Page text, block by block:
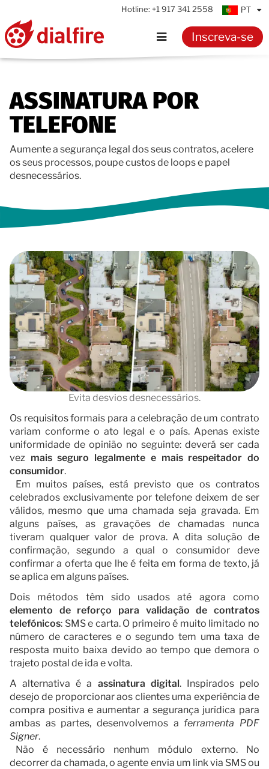
Hotline: +1 917 341 2558 PT
Funcionalidades
Testemunhos
Recursos
Documentação
Contato
Inscreva-se
ASSINATURA POR
TELEFONE
Aumente a segurança legal dos seus contratos, acelere
os seus processos, poupe custos de loops e papel
desnecessários.
Evita desvios desnecessários.
Os requisitos formais para a celebração de um contrato
variam conforme o ato legal e o país. Apenas existe
uniformidade de opinião no seguinte: deverá ser cada
vez mais seguro legalmente e mais respeitador do
consumidor.
Em muitos países, está previsto que os contratos
celebrados exclusivamente por telefone deixem de ser
válidos, mesmo que uma chamada seja gravada. Em
alguns países, as gravações de chamadas nunca
tiveram qualquer valor de prova. A dita solução de
confirmação, segundo a qual o consumidor deve
confirmar a oferta que lhe é feita em forma de texto, já
se aplica em alguns países.
Dois métodos têm sido usados até agora como
elemento de reforço para validação de contratos
telefónicos: SMS e carta. O primeiro é muito limitado no
número de caracteres e o segundo tem uma taxa de
resposta muito baixa devido ao tempo que demora o
trajeto postal de ida e volta.
A alternativa é a assinatura digital. Inspirados pelo
desejo de proporcionar aos clientes uma experiência de
compra positiva e aumentar a segurança jurídica para
ambas as partes, desenvolvemos a ferramenta PDF
Signer.
Não é necessário nenhum módulo externo. No
decorrer da chamada, o agente envia um link via SMS ou